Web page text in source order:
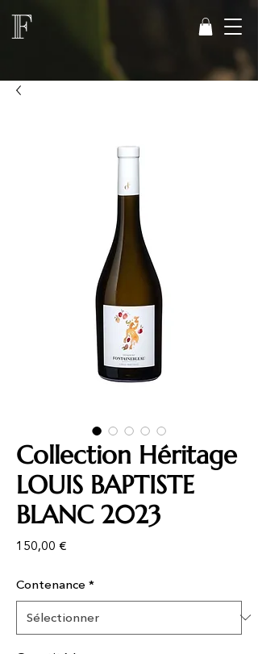
Collection Héritage
LOUIS BAPTISTE
BLANC 2023
150,00 €Prix
Contenance *